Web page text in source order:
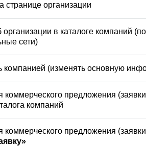
странице организации
в каталоге компаний
сети)
компанией (изменять основную
коммерческого предложения
компаний
коммерческого предложения